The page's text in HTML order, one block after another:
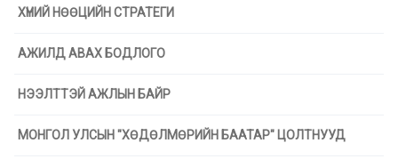
ХҮНИЙ НӨӨЦИЙН СТРАТЕГИ
АЖИЛД АВАХ БОДЛОГО
НЭЭЛТТЭЙ АЖЛЫН БАЙР
МОНГОЛ УЛСЫН "ХӨДӨЛМӨРИЙН БААТАР" ЦОЛТНУУД